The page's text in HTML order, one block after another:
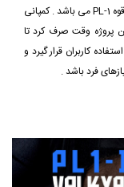
Olight PL-1 II Valkyrie مدل جدید و به روز شده چراغ قوه PL-1 می باشد . کمپانی
پروژه وقت صرف کرد تا
کاربران قرار گیرد و
فرد باشد .